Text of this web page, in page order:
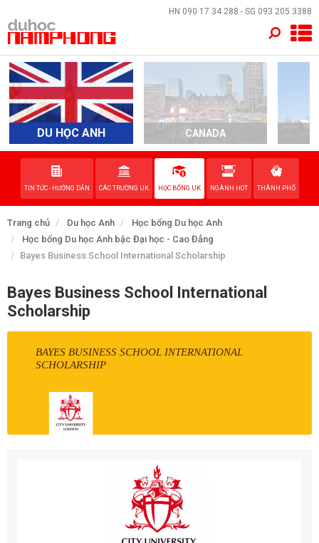
HN 090 17 34 288 - SG 093 205 3388
DU HỌC ANH CANADA
TIN TỨC - HƯỚNG DẪN CÁC TRƯỜNG UK HỌC BỔNG UK NGÀNH HOT THÀNH PHỐ
Trang chủ Du học Anh
Học bổng Du học Anh
Học bổng Du học Anh bậc Đại học - Cao Đẳng
Bayes Business School International Scholarship
Bayes Business School International
Scholarship
BAYES BUSINESS SCHOOL INTERNATIONAL
SCHOLARSHIP
×
TRANG CHỦ
QUỐC GIA
EVENTS
DỊCH VỤ
VỀ NAM PHONG
LIÊN HỆ